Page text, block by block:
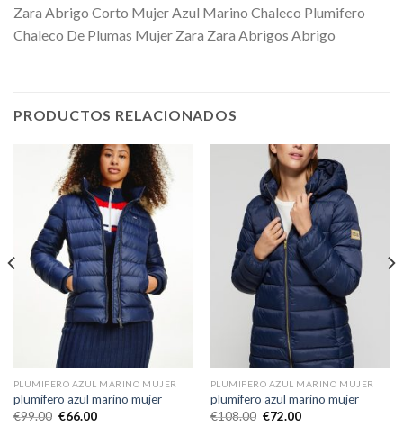
Zara Abrigo Corto Mujer Azul Marino Chaleco Plumifero
Chaleco De Plumas Mujer Zara Zara Abrigos Abrigo
PRODUCTOS RELACIONADOS
PLUMIFERO AZUL MARINO MUJER
plumifero azul marino mujer
€99.00 €66.00
PLUMIFERO AZUL MARINO MUJER
plumifero azul marino mujer
€108.00 €72.00